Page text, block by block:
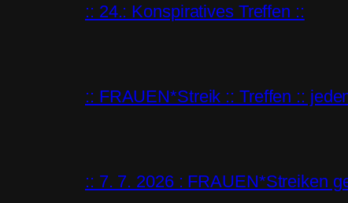
:: 24.: Konspiratives Treffen ::
:: FRAUEN*Streik :: Treffen ::
:: 7. 7. 2026 : FRAUEN*Streiken